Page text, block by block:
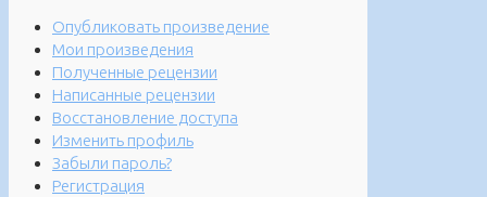
Опубликовать произведение
Мои произведения
Полученные рецензии
Написанные рецензии
Восстановление доступа
Изменить профиль
Забыли пароль?
Регистрация